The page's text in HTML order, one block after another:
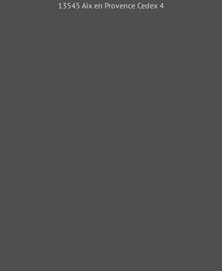
13545 Aix en Provence Cedex 4